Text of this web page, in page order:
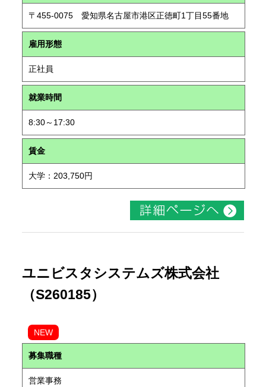
〒455-0075 愛知県名古屋市港区正徳町1丁目55番地
雇用形態
正社員
就業時間
8:30～17:30
賃金
大学：203,750円
ユニビスタシステムズ株式会社
（S260185）
NEW
募集職種
営業事務